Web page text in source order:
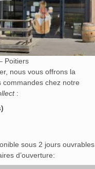
Poitiers
nous vous offrons la
commandes chez notre
:
sous 2 jours ouvrables
d’ouverture: